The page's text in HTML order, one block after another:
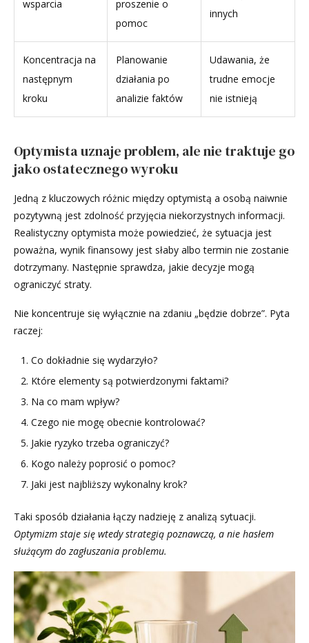
wsparcia
proszenie o
pomoc
innych
Koncentracja na
następnym
kroku
Planowanie
działania po
analizie faktów
Udawania, że
trudne emocje
nie istnieją
Optymista uznaje problem, ale nie traktuje go
jako ostatecznego wyroku
Jedną z kluczowych różnic między optymistą a osobą naiwnie
pozytywną jest zdolność przyjęcia niekorzystnych informacji.
Realistyczny optymista może powiedzieć, że sytuacja jest
poważna, wynik finansowy jest słaby albo termin nie zostanie
dotrzymany. Następnie sprawdza, jakie decyzje mogą
ograniczyć straty.
Nie koncentruje się wyłącznie na zdaniu „będzie dobrze”. Pyta
raczej:
Co dokładnie się wydarzyło?
Które elementy są potwierdzonymi faktami?
Na co mam wpływ?
Czego nie mogę obecnie kontrolować?
Jakie ryzyko trzeba ograniczyć?
Kogo należy poprosić o pomoc?
Jaki jest najbliższy wykonalny krok?
Taki sposób działania łączy nadzieję z analizą sytuacji.
Optymizm staje się wtedy strategią poznawczą, a nie hasłem
służącym do zagłuszania problemu.